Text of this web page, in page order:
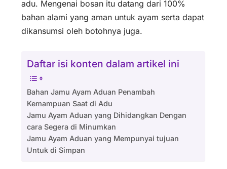
adu. Mengenai bosan itu datang dari 100%
bahan alami yang aman untuk ayam serta dapat
dikansumsi oleh botohnya juga.
Daftar isi konten dalam artikel ini
Bahan Jamu Ayam Aduan Penambah
Kemampuan Saat di Adu
Jamu Ayam Aduan yang Dihidangkan Dengan
cara Segera di Minumkan
Jamu Ayam Aduan yang Mempunyai tujuan
Untuk di Simpan